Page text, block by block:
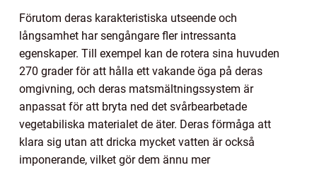
Förutom deras karakteristiska utseende och
långsamhet har sengångare fler intressanta
egenskaper. Till exempel kan de rotera sina huvuden
270 grader för att hålla ett vakande öga på deras
omgivning, och deras matsmältningssystem är
anpassat för att bryta ned det svårbearbetade
vegetabiliska materialet de äter. Deras förmåga att
klara sig utan att dricka mycket vatten är också
imponerande, vilket gör dem ännu mer